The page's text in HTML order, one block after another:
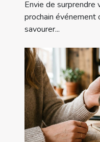
Envie de surprendre
prochain
savourer...